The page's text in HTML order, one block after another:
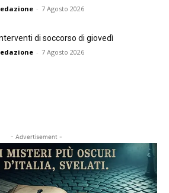
- 7 Agosto 2026
di soccorso di giovedì
- 7 Agosto 2026
- Advertisement -